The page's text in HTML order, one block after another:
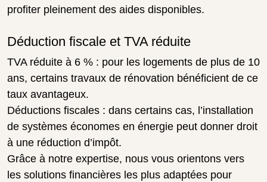
profiter pleinement des aides disponibles.
Déduction fiscale et TVA réduite
TVA réduite à 6 % : pour les logements de plus de 10
ans, certains travaux de rénovation bénéficient de ce
taux avantageux.
Déductions fiscales : dans certains cas, l’installation
de systèmes économes en énergie peut donner droit
à une réduction d’impôt.
Grâce à notre expertise, nous vous orientons vers
les solutions financières les plus adaptées pour